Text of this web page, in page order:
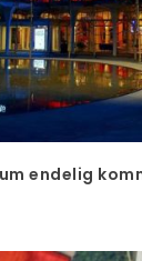
endelig